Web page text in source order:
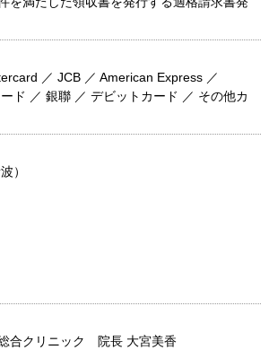
／ JCB ／ American Express ／
ド ／ 銀聯 ／ デビットカード ／ その他カ
）
合クリニック 院長 大宮美香